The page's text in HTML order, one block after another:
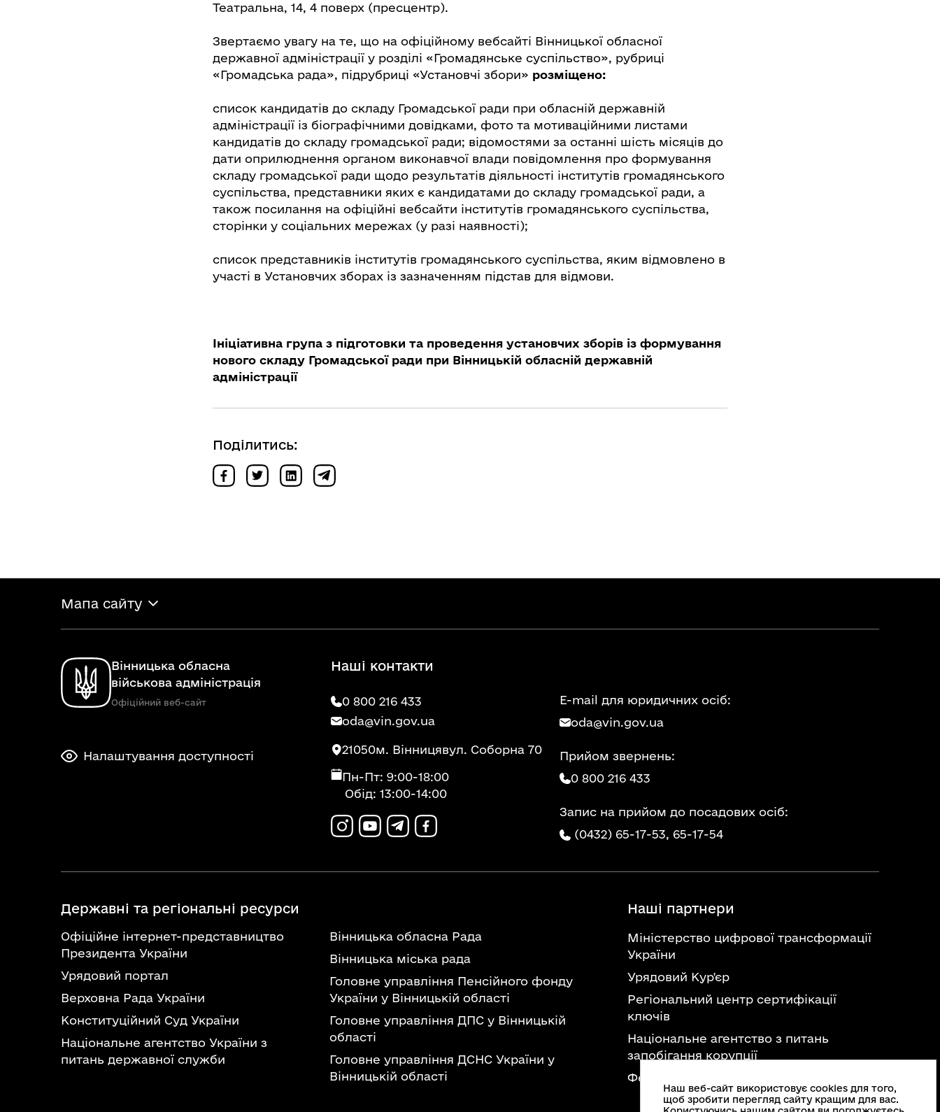
Театральна, 14, 4 поверх (пресцентр).
Звертаємо увагу на те, що на офіційному вебсайті Вінницької обласної
державної адміністрації у розділі «Громадянське суспільство», рубриці
«Громадська рада», підрубриці «Установчі збори» розміщено:
список кандидатів до складу Громадської ради при обласній державній
адміністрації із біографічними довідками, фото та мотиваційними листами
кандидатів до складу громадської ради; відомостями за останні шість місяців до
дати оприлюднення органом виконавчої влади повідомлення про формування
складу громадської ради щодо результатів діяльності інститутів громадянського
суспільства, представники яких є кандидатами до складу громадської ради, а
також посилання на офіційні вебсайти інститутів громадянського суспільства,
сторінки у соціальних мережах (у разі наявності);
список представників інститутів громадянського суспільства, яким відмовлено в
участі в Установчих зборах із зазначенням підстав для відмови.
Ініціативна група з підготовки та проведення установчих зборів із формування
нового складу Громадської ради при Вінницькій обласній державній
адміністрації
Поділитись:
Мапа сайту
Вінницька обласна
військова адміністрація
Офіційний веб-сайт
Налаштування доступності
Наші контакти
0 800 216 433
oda@vin.gov.ua
21050м. Вінницявул. Соборна 70
Пн-Пт: 9:00-18:00
Обід: 13:00-14:00
E-mail для юридичних осіб:
oda@vin.gov.ua
Прийом звернень:
0 800 216 433
Запис на прийом до посадових осіб:
(0432) 65-17-53, 65-17-54
Державні та регіональні ресурси
Офіційне інтернет-представництво
Президента України
Урядовий портал
Верховна Рада України
Конституційний Суд України
Національне агентство України з
питань державної служби
Вінницька обласна Рада
Вінницька міська рада
Головне управління Пенсійного фонду
України у Вінницькій області
Головне управління ДПС у Вінницькій
області
Головне управління ДСНС України у
Вінницькій області
Наші партнери
Міністерство цифрової трансформації
України
Урядовий Кур'єр
Регіональний центр сертифікації
ключів
Національне агентство з питань
запобігання корупції
Федерація професійних спілок України
Наш веб-сайт використовує cookies для того,
щоб зробити перегляд сайту кращим для вас.